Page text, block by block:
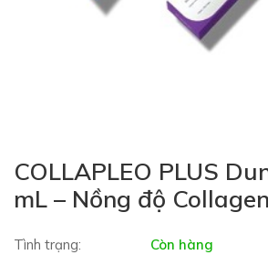
COLLAPLEO PLUS
mL – Nồng độ
Tình trạng:
Còn hàng